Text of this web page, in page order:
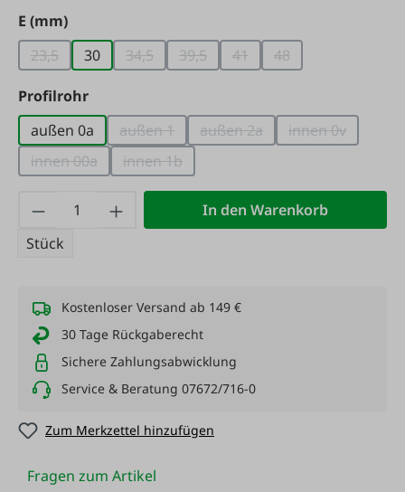
E (mm)auswählen
23,5(Diese Option ist zurzeit nicht verfügbar.)
30 34,5(Diese Option ist zurzeit nicht verfügbar.)
39,5(Diese Option ist zurzeit nicht
41(Diese Option ist zurzeit
48(Diese Option ist
Profilrohrauswählen
außen 0a
außen 1(Diese Option ist zurzeit nicht verfügbar.)
außen 2a(Diese Option ist zurzeit
innen 0v(Diese Option
innen 00a(Diese Option ist zurzeit nicht verfügbar.)
innen 1b(Diese Option ist zurzeit nicht verfügbar.)
Produkt Anzahl: Gib den gewünschten
Stück
In den Warenkorb
Kostenloser Versand ab 149 €
30 Tage Rückgaberecht
Sichere Zahlungsabwicklung
Service & Beratung 07672/716-0
Zum Merkzettel hinzufügen
Fragen zum Artikel